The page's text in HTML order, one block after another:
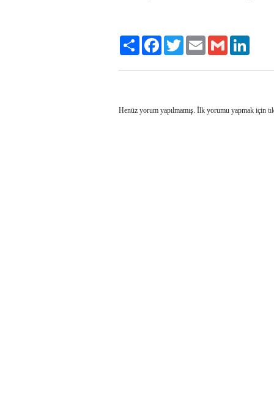
Share FacebookTwitter Email Gmail
Henüz yorum yapılmamış. İlk yorumu yapmak için